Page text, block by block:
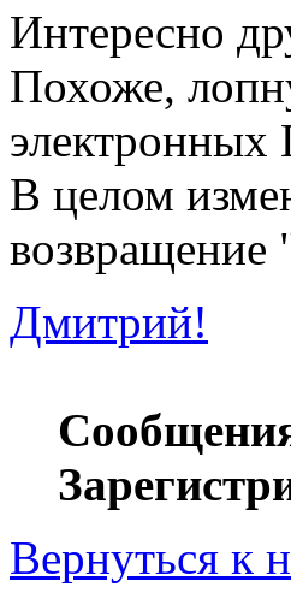
Интересно
Похоже,
В целом
возвращение
Дмитрий!
Вернуться к